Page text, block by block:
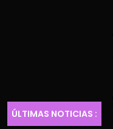
ÚLTIMAS NOTICIAS :